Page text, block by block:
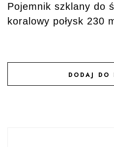
Pojemnik szklany do
koralowy połysk 230
DODAJ DO
DODAJ DO